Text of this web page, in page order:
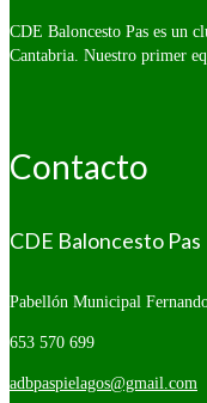
CDE Baloncesto Pas es un
Cantabria. Nuestro primer
Contacto
CDE Baloncesto Pas
Pabellón Municipal
653 570 699
adbpaspielagos@gmail.com